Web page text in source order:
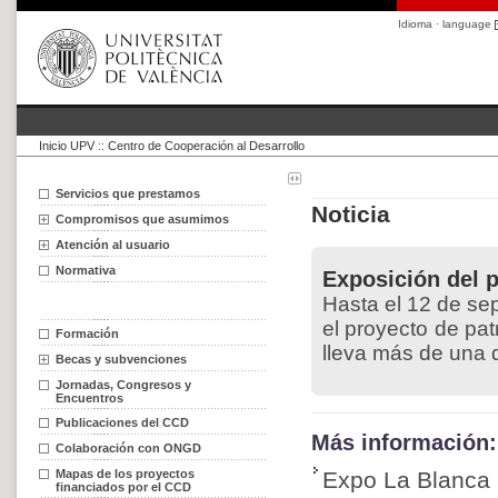
Idioma · language
Inicio UPV :: Centro de Cooperación al Desarrollo
Servicios que prestamos
Compromisos que asumimos
Atención al usuario
Normativa
Formación
Becas y subvenciones
Jornadas, Congresos y
Encuentros
Publicaciones del CCD
Colaboración con ONGD
Mapas de los proyectos
financiados por el CCD
Noticia
Exposición del
Hasta el 12 de
el proyecto de
lleva más de
Más información:
Expo La Blanca